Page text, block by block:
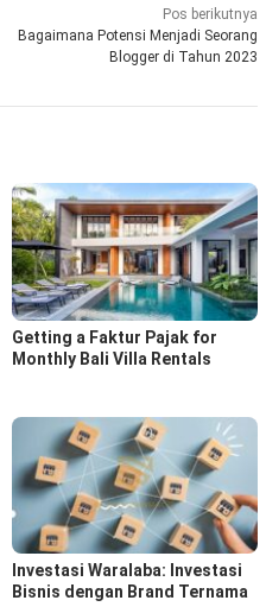
Pos berikutnya
Bagaimana Potensi Menjadi Seorang
Blogger di Tahun 2023
Getting a Faktur Pajak for
Monthly Bali Villa Rentals
Investasi Waralaba: Investasi
Bisnis dengan Brand Ternama